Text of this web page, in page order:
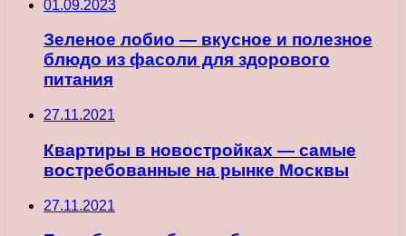
01.09.2023
Зеленое лобио — вкусное и полезное
блюдо из фасоли для здорового
питания
27.11.2021
Квартиры в новостройках — самые
востребованные на рынке Москвы
27.11.2021